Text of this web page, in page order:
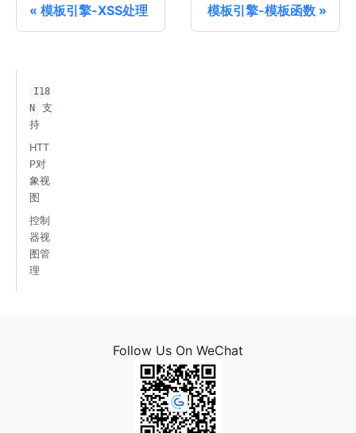
模板引擎-XSS处理 模板引擎-模板函数
I18
N
支
持
HTT
P对
象视
图
控制
器视
图管
理
Follow Us On WeChat